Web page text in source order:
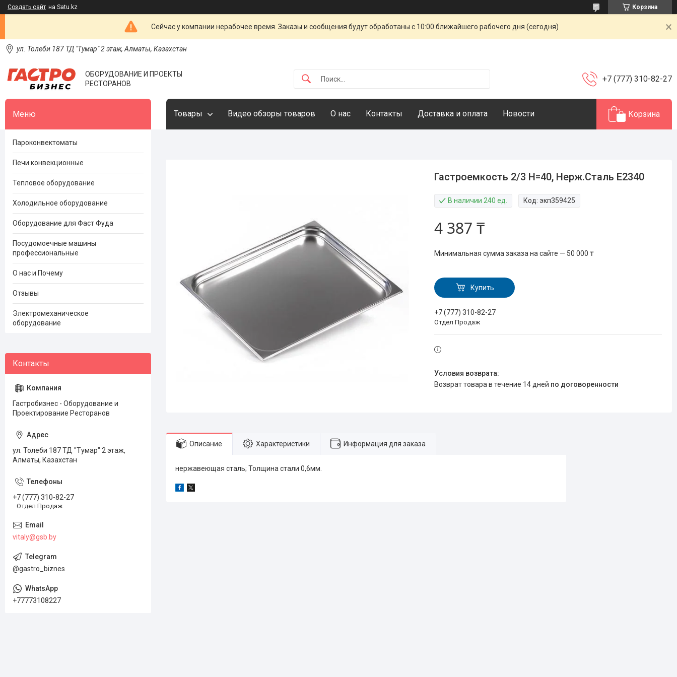
Создать сайт на Satu.kz Корзина
Сейчас у компании нерабочее время. Заказы и сообщения будут обработаны с 10:00 ближайшего рабочего дня (сегодня)
ул. Толеби 187 ТД "Тумар" 2 этаж, Алматы, Казахстан
ОБОРУДОВАНИЕ И ПРОЕКТЫ
РЕСТОРАНОВ
+7 (777) 310-82-27
Товары Видео обзоры товаров О нас Контакты Доставка и оплата Новости Корзина
Гастроемкость 2/3 Н=40, Нерж.Сталь E2340
В наличии 240 ед. Код:экп359425
4 387 ₸
Минимальная сумма заказа на сайте — 50 000 ₸
Купить
+7 (777) 310-82-27
Отдел Продаж
возврат товара в течение 14 дней по договоренности
Описание Характеристики Информация для заказа
нержавеющая сталь; Толщина стали 0,6мм.
Пароконвектоматы
Печи конвекционные
Тепловое оборудование
Холодильное оборудование
Оборудование для Фаст Фуда
Посудомоечные машины
профессиональные
О нас и Почему
Отзывы
Электромеханическое
оборудование
Гастробизнес - Оборудование и
Проектирование Ресторанов
ул. Толеби 187 ТД "Тумар" 2 этаж,
Алматы, Казахстан
+7 (777) 310-82-27
Отдел Продаж
vitaly@gsb.by
@gastro_biznes
+77773108227